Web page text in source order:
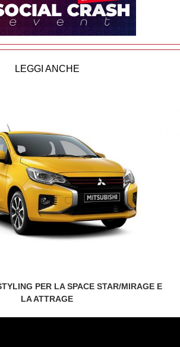
LEGGI ANCHE
PER LA SPACE STAR/MIRAGE E
LA ATTRAGE